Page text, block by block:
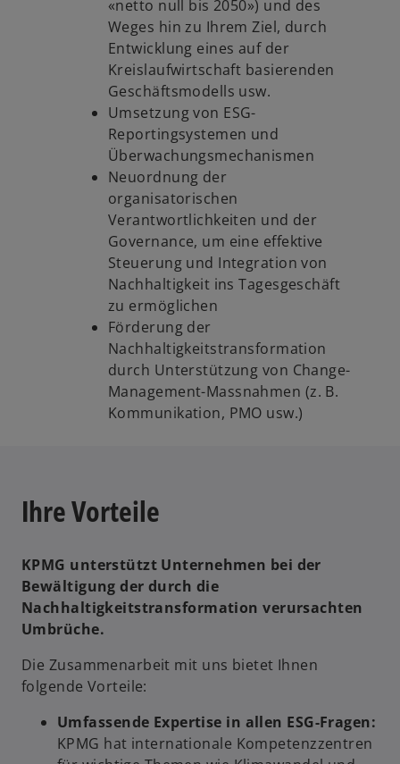
«netto null bis 2050») und des
Weges hin zu Ihrem Ziel, durch
Entwicklung eines auf der
Kreislaufwirtschaft basierenden
Geschäftsmodells usw.
Umsetzung von ESG-
Reportingsystemen und
Überwachungsmechanismen
Neuordnung der
organisatorischen
Verantwortlichkeiten und der
Governance, um eine effektive
Steuerung und Integration von
Nachhaltigkeit ins Tagesgeschäft
zu ermöglichen
Förderung der
Nachhaltigkeitstransformation
durch Unterstützung von Change-
Management-Massnahmen (z. B.
Kommunikation, PMO usw.)
Ihre Vorteile
KPMG unterstützt Unternehmen bei der
Bewältigung der durch die
Nachhaltigkeitstransformation verursachten
Umbrüche.
Die Zusammenarbeit mit uns bietet Ihnen
folgende Vorteile:
Umfassende Expertise in allen ESG-Fragen:
KPMG hat internationale Kompetenzzentren